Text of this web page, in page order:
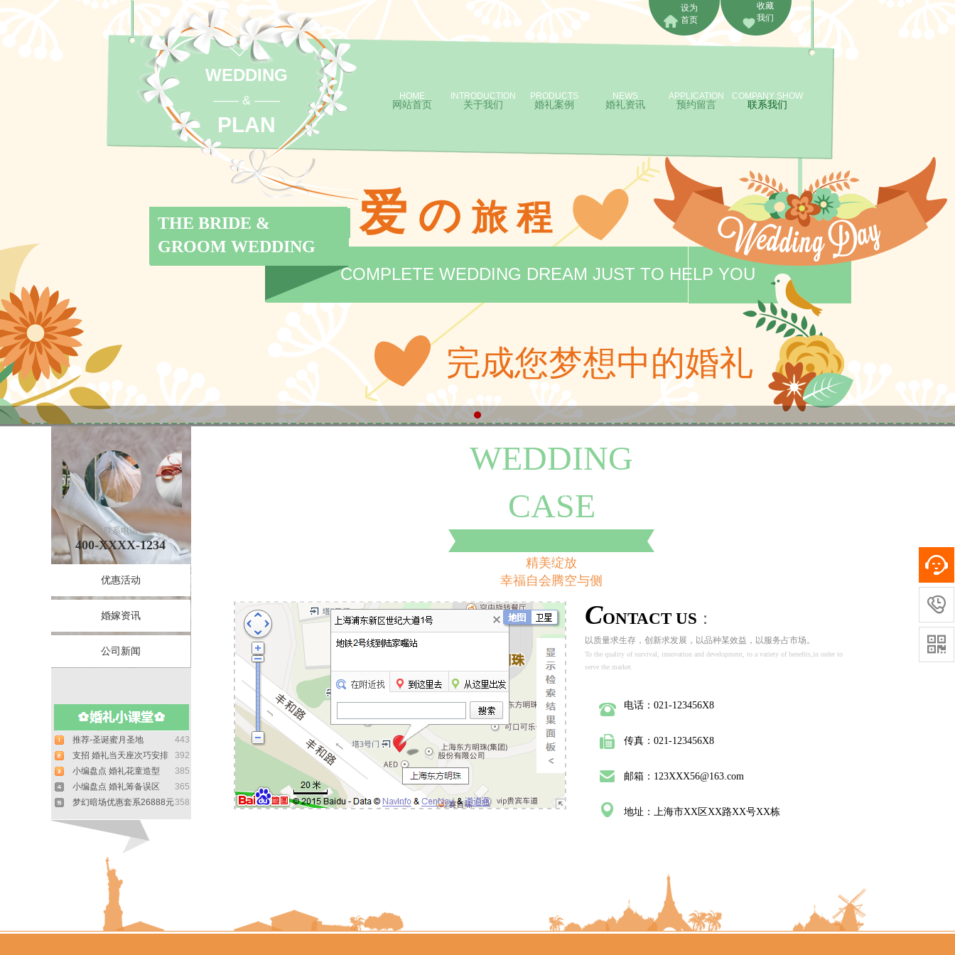
HOME
网站首页
INTRODUCTION
关于我们
PRODUCTS
婚礼案例
NEWS
婚礼资讯
APPLICATION
预约留言
COMPANY SHOW
联系我们
THE BRIDE &
GROOM WEDDING
收藏
我们
设为
首页
WEDDING
—— & ——
PLAN
COMPLETE WEDDING DREAM JUST TO HELP YOU
爱 の 旅 程
完成您梦想中的婚礼
WEDDING
CASE
精美绽放
幸福自会腾空与侧
联系电话
400-XXXX-1234
443
推荐-圣诞蜜月圣地
392
支招 婚礼当天座次巧安排
385
小编盘点 婚礼花童造型
365
小编盘点 婚礼筹备误区
358
梦幻暗场优惠套系26888元
优惠活动
婚嫁资讯
公司新闻
电话： 021-123456X8
传真： 021-123456X8
邮箱：123XXX56@163.com
地址： 上海市XX区XX路XX号XX栋
CONTACT US ：
以质量求生存 ， 创新求发展，以品种某效益，以服务占市场。
To the quality of survival, innovation and development, to a variety of benefits, in order to
serve the market.

